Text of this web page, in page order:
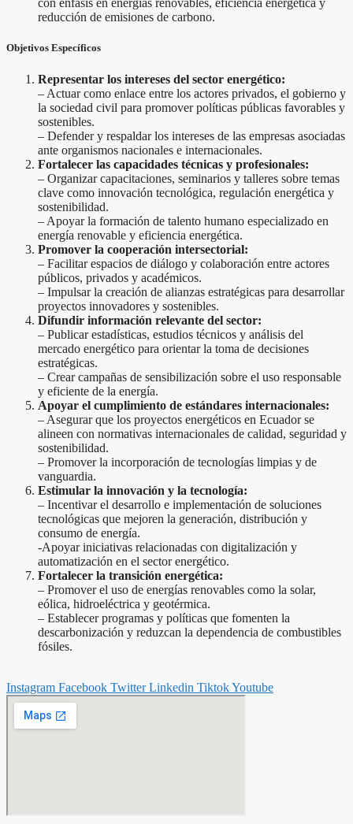
con énfasis en energías renovables, eficiencia energética y
reducción de emisiones de carbono.
Objetivos Específicos
Representar los intereses del sector energético:
– Actuar como enlace entre los actores privados, el gobierno y
la sociedad civil para promover políticas públicas favorables y
sostenibles.
– Defender y respaldar los intereses de las empresas asociadas
ante organismos nacionales e internacionales.
Fortalecer las capacidades técnicas y profesionales:
– Organizar capacitaciones, seminarios y talleres sobre temas
clave como innovación tecnológica, regulación energética y
sostenibilidad.
– Apoyar la formación de talento humano especializado en
energía renovable y eficiencia energética.
Promover la cooperación intersectorial:
– Facilitar espacios de diálogo y colaboración entre actores
públicos, privados y académicos.
– Impulsar la creación de alianzas estratégicas para desarrollar
proyectos innovadores y sostenibles.
Difundir información relevante del sector:
– Publicar estadísticas, estudios técnicos y análisis del
mercado energético para orientar la toma de decisiones
estratégicas.
– Crear campañas de sensibilización sobre el uso responsable
y eficiente de la energía.
Apoyar el cumplimiento de estándares internacionales:
– Asegurar que los proyectos energéticos en Ecuador se
alineen con normativas internacionales de calidad, seguridad y
sostenibilidad.
– Promover la incorporación de tecnologías limpias y de
vanguardia.
Estimular la innovación y la tecnología:
– Incentivar el desarrollo e implementación de soluciones
tecnológicas que mejoren la generación, distribución y
consumo de energía.
-Apoyar iniciativas relacionadas con digitalización y
automatización en el sector energético.
Fortalecer la transición energética:
– Promover el uso de energías renovables como la solar,
eólica, hidroeléctrica y geotérmica.
– Establecer programas y políticas que fomenten la
descarbonización y reduzcan la dependencia de combustibles
fósiles.
Instagram Facebook Twitter Linkedin TiktokYoutube